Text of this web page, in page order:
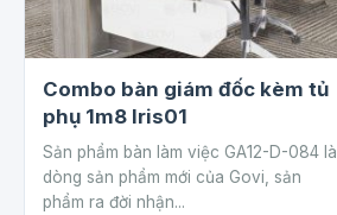
Combo bàn giám đốc kèm tủ
phụ 1m8 Iris01
Sản phẩm bàn làm việc GA12-D-084 là
dòng sản phẩm mới của Govi, sản
phẩm ra đời nhận...